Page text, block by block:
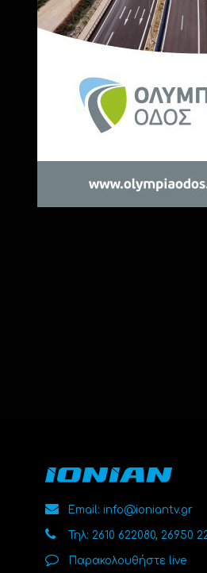
Email: info@ioniantv.gr
Τηλ: 2610 622080, 26950
Παρακολουθήστε live